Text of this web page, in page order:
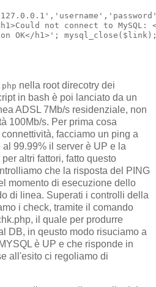
not connect to MySQL:
OK</h1>';
nella root direcotry dei
in bash è poi lanciato da un
ADSL 7Mb/s residenziale, non
100Mb/s. Per prima cosa
facciamo un ping a
99.99% il server è UP e la
altri fattori, fatto questo
che la risposta del PING
momento di esecuzione dello
di linea. Superati i controlli della
i check, tramite il comando
il quale per produrre
DB, in qeusto modo risuciamo a
è UP e che risponde in
all'esito ci regoliamo di